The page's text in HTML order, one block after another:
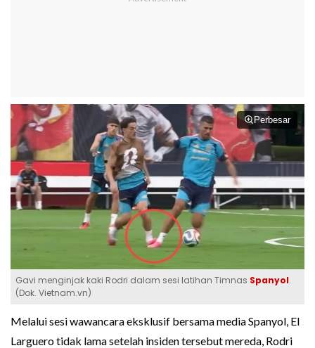
Perbesar
Gavi menginjak kaki Rodri dalam sesi latihan Timnas Spanyol.
(Dok. Vietnam.vn)
Melalui sesi wawancara eksklusif bersama media Spanyol, El
Larguero tidak lama setelah insiden tersebut mereda, Rodri